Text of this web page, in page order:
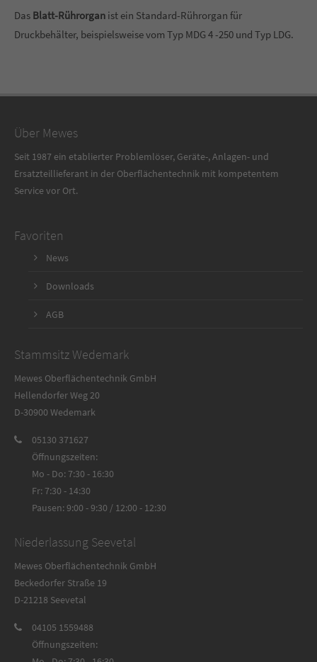
Das Blatt-Rührorgan ist ein Standard-Rührorgan für
Druckbehälter, beispielsweise vom Typ MDG 4 -250 und Typ LDG.
Über Mewes
Seit 1987 ein etablierter Problemlöser, Geräte-, Anlagen- und
Ersatzteillieferant in der Oberflächentechnik mit kompetentem
Service vor Ort.
Favoriten
News
Downloads
AGB
Stammsitz Wedemark
Mewes Oberflächentechnik GmbH
Hellendorfer Weg 20
D-30900 Wedemark
05130 371627
Öffnungszeiten:
Mo - Do: 7:30 - 16:30
Fr: 7:30 - 14:30
Pausen: 9:00 - 9:30 / 12:00 - 12:30
Niederlassung Seevetal
Mewes Oberflächentechnik GmbH
Beckedorfer Straße 19
D-21218 Seevetal
04105 1559488
Öffnungszeiten: